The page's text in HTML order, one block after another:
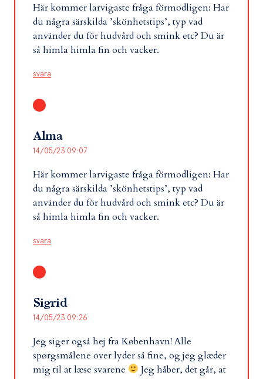
Här kommer larvigaste fråga förmodligen: Har
du några särskilda ’skönhetstips’, typ vad
använder du för hudvård och smink etc? Du är
så himla himla fin och vacker.
svara
Alma
14/05/23 09:07
Här kommer larvigaste fråga förmodligen: Har
du några särskilda ’skönhetstips’, typ vad
använder du för hudvård och smink etc? Du är
så himla himla fin och vacker.
svara
Sigrid
14/05/23 09:26
Jeg siger også hej fra København! Alle
spørgsmålene over lyder så fine, og jeg glæder
mig til at læse svarene
Jeg håber, det går, at